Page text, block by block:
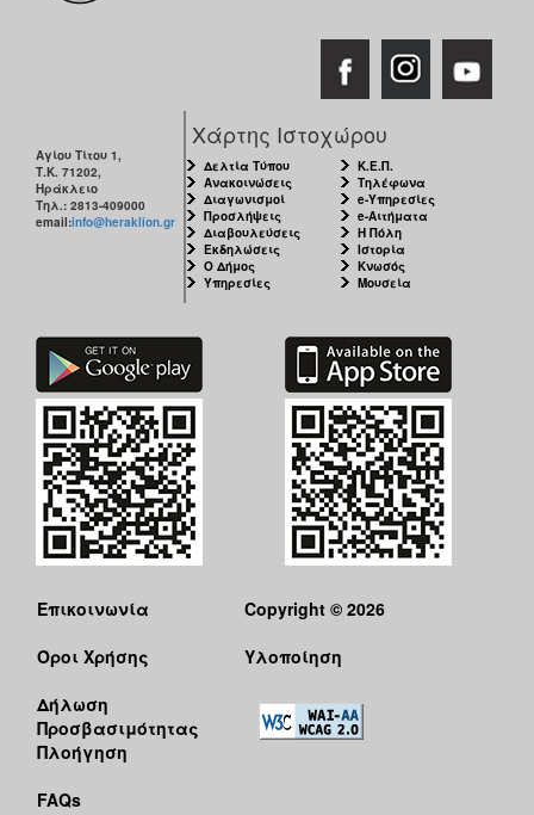
Αγίου Τίτου 1,
Τ.Κ. 71202,
Ηράκλειο
Τηλ.: 2813-409000
email:info@heraklion.gr
Χάρτης Ιστοχώρου
Δελτία Τύπου
Ανακοινώσεις
Διαγωνισμοί
Προσλήψεις
Διαβουλεύσεις
Εκδηλώσεις
Ο Δήμος
Υπηρεσίες
Κ.Ε.Π.
Τηλέφωνα
e-Υπηρεσίες
e-Αιτήματα
Η Πόλη
Ιστορία
Κνωσός
Μουσεία
Επικοινωνία
Όροι Χρήσης
Δήλωση
Προσβασιμότητας
Πλοήγηση
FAQs
Copyright © 2026
Υλοποίηση